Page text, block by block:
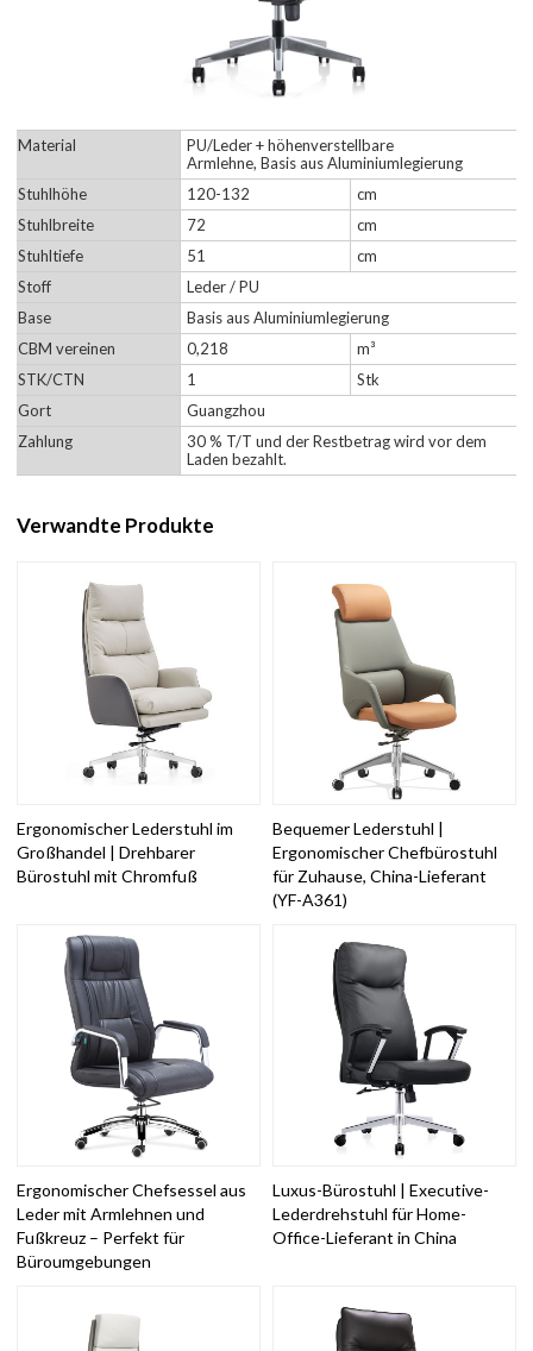
Material
PU/Leder + höhenverstellbare
Armlehne, Basis aus Aluminiumlegierung
Stuhlhöhe
120-132
cm
Stuhlbreite
72
cm
Stuhltiefe
51
cm
Stoff
Leder / PU
Base
Basis aus Aluminiumlegierung
CBM vereinen
0,218
m³
STK/CTN
1
Stk
Gort
Guangzhou
Zahlung
30 % T/T und der Restbetrag wird vor dem
Laden bezahlt.
Verwandte Produkte
Ergonomischer Lederstuhl im
Großhandel | Drehbarer
Bürostuhl mit Chromfuß
Bequemer Lederstuhl |
Ergonomischer Chefbürostuhl
für Zuhause, China-Lieferant
(YF-A361)
Ergonomischer Chefsessel aus
Leder mit Armlehnen und
Fußkreuz – Perfekt für
Büroumgebungen
Luxus-Bürostuhl | Executive-
Lederdrehstuhl für Home-
Office-Lieferant in China